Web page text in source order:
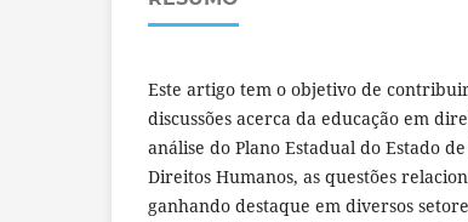
Este artigo tem o objetivo de
discussões acerca da educação em
análise do Plano Estadual do Estado
Direitos Humanos, as questões
ganhando destaque em diversos